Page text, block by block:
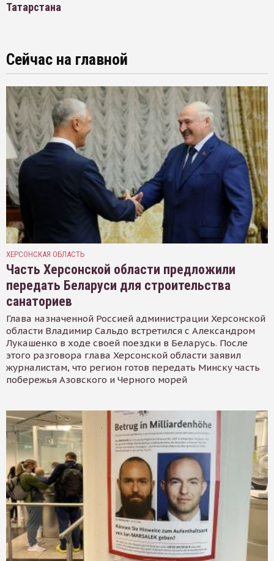
Татарстана
Сейчас на главной
ХЕРСОНСКАЯ ОБЛАСТЬ
Часть Херсонской области предложили
передать Беларуси для строительства
санаториев
Глава назначенной Россией администрации Херсонской
области Владимир Сальдо встретился с Александром
Лукашенко в ходе своей поездки в Беларусь. После
этого разговора глава Херсонской области заявил
журналистам, что регион готов передать Минску часть
побережья Азовского и Черного морей